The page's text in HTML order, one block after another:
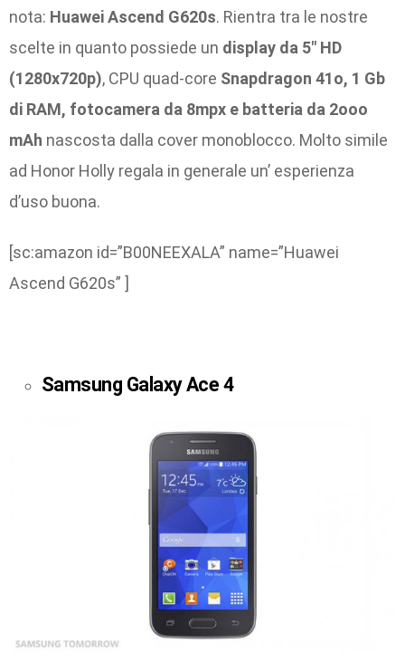
nota: Huawei Ascend G620s. Rientra tra le nostre
scelte in quanto possiede un display da 5″ HD
(1280x720p), CPU quad-core Snapdragon 41o, 1 Gb
di RAM, fotocamera da 8mpx e batteria da 2ooo
mAh nascosta dalla cover monoblocco. Molto simile
ad Honor Holly regala in generale un’ esperienza
d’uso buona.
[sc:amazon id=”B00NEEXALA” name=”Huawei
Ascend G620s” ]
Samsung Galaxy Ace 4